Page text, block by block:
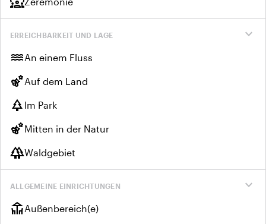
expand_more
ERREICHBARKEIT UND LAGE
waterAn einem Fluss
emoji_natureAuf dem Land
park Im Park
emoji_natureMitten in der Natur
forestWaldgebiet
expand_more
ALLGEMEINE EINRICHTUNGEN
deckAußenbereich(e)